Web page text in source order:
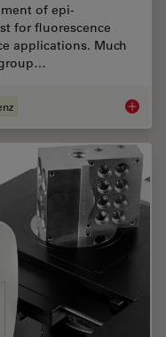
of epi-
for fluorescence
applications. Much
Epi-